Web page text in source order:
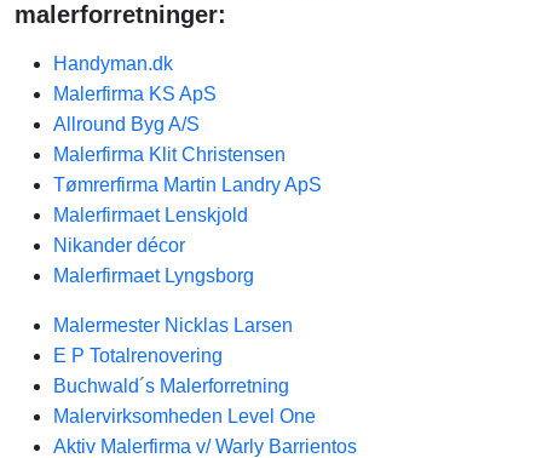
malerforretninger:
Handyman.dk
Malerfirma KS ApS
Allround Byg A/S
Malerfirma Klit Christensen
Tømrerfirma Martin Landry ApS
Malerfirmaet Lenskjold
Nikander décor
Malerfirmaet Lyngsborg
Malermester Nicklas Larsen
E P Totalrenovering
Buchwald´s Malerforretning
Malervirksomheden Level One
Aktiv Malerfirma v/ Warly Barrientos